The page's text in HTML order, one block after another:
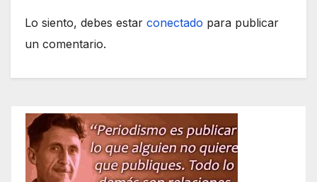
Lo siento, debes estar conectado para publicar
un comentario.